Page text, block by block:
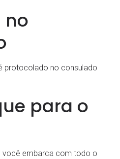
no
protocolado no consulado
para o
você embarca com todo o